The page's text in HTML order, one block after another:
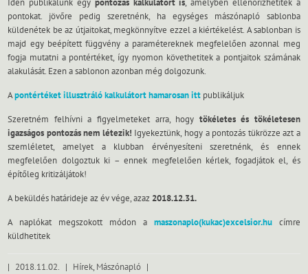
Idén publikálunk egy pontozás kalkulátort is, amelyben ellenőrizhetitek a
pontokat. jövőre pedig szeretnénk, ha egységes mászónapló sablonba
küldenétek be az útjaitokat, megkönnyítve ezzel a kiértékelést. A sablonban is
majd egy beépített függvény a paramétereknek megfelelően azonnal meg
fogja mutatni a pontértéket, így nyomon követhetitek a pontjaitok számának
alakulását. Ezen a sablonon azonban még dolgozunk.
Apontértéket illusztráló kalkulátort hamarosan itt publikáljuk
Szeretném felhívni a figyelmeteket arra, hogy tökéletes és tökéletesen
igazságos pontozás nem létezik! Igyekeztünk, hogy a pontozás tükrözze azt a
szemléletet, amelyet a klubban érvényesíteni szeretnénk, és ennek
megfelelően dolgoztuk ki – ennek megfelelően kérlek, fogadjátok el, és
építőleg kritizáljátok!
A beküldés határideje az év vége, azaz 2018.12.31.
A naplókat megszokott módon a maszonaplo(kukac)excelsior.hucímre
küldhetitek
| 2018.11.02. | Hírek, Mászónapló |